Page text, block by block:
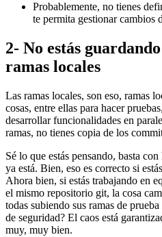
Probablemente, no tienes
te permita gestionar cambios
2- No estás
ramas locales
Las ramas locales, son eso, ramas
cosas, entre ellas para hacer
desarrollar funcionalidades en
ramas, no tienes copia de los
Sé lo que estás pensando, basta
ya está. Bien, eso es correcto si
Ahora bien, si estás trabajando en
el mismo repositorio git, la cosa
todas subiendo sus ramas de
de seguridad? El caos está
muy, muy bien.